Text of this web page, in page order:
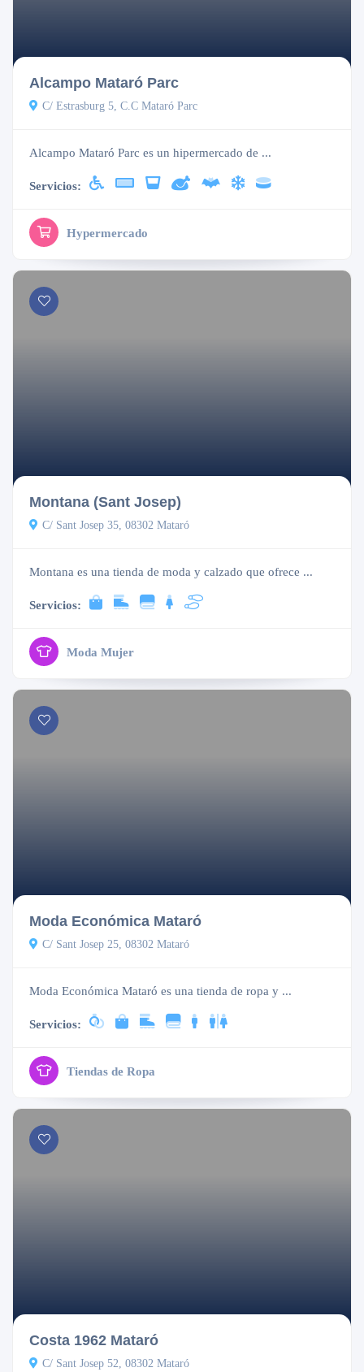
Alcampo Mataró Parc
C/ Estrasburg 5, C.C Mataró Parc
Alcampo Mataró Parc es un hipermercado de ...
Servicios:
Hypermercado
Montana (Sant Josep)
C/ Sant Josep 35, 08302 Mataró
Montana es una tienda de moda y calzado que ofrece ...
Servicios:
Moda Mujer
Moda Económica Mataró
C/ Sant Josep 25, 08302 Mataró
Moda Económica Mataró es una tienda de ropa y ...
Servicios:
Tiendas de Ropa
Costa 1962 Mataró
C/ Sant Josep 52, 08302 Mataró